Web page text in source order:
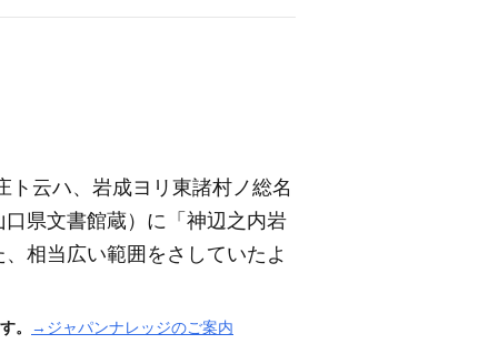
云ハ、岩成ヨリ東諸村ノ総名
県文書館蔵） に「神辺之内岩
相当広い範囲をさしていたよ
。 →ジャパンナレッジのご案内